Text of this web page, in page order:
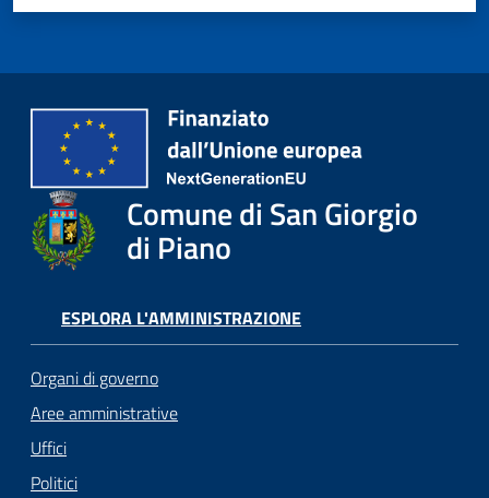
Comune di San Giorgio
di Piano
ESPLORA L'AMMINISTRAZIONE
Organi di governo
Aree amministrative
Uffici
Politici